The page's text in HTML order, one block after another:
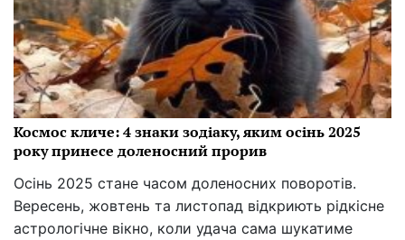
Космос кличе: 4 знаки зодіаку, яким осінь 2025
року принесе доленосний прорив
Осінь 2025 стане часом доленосних поворотів.
Вересень, жовтень та листопад відкриють рідкісне
астрологічне вікно, коли удача сама шукатиме